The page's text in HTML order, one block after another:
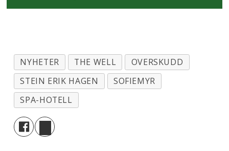
NYHETER THE WELL
OVERSKUDD
STEIN ERIK HAGEN
SOFIEMYR
SPA-HOTELL